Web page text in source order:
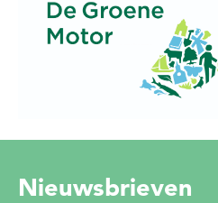
Nieuwsbrieven